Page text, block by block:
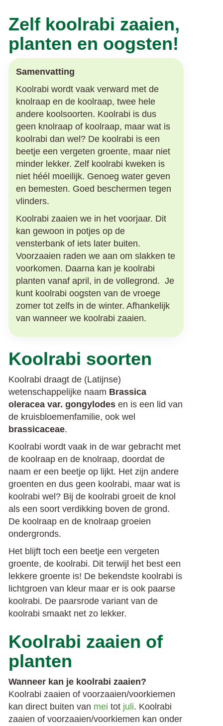
Zelf koolrabi zaaien,
planten en oogsten!
Samenvatting
Koolrabi wordt vaak verward met de
knolraap en de koolraap, twee hele
andere koolsoorten. Koolrabi is dus
geen knolraap of koolraap, maar wat is
koolrabi dan wel? De koolrabi is een
beetje een vergeten groente, maar niet
minder lekker. Zelf koolrabi kweken is
niet héél moeilijk. Genoeg water geven
en bemesten. Goed beschermen tegen
vlinders.
Koolrabi zaaien we in het voorjaar. Dit
kan gewoon in potjes op de
vensterbank of iets later buiten.
Voorzaaien raden we aan om slakken te
voorkomen. Daarna kan je koolrabi
planten vanaf april, in de vollegrond. Je
kunt koolrabi oogsten van de vroege
zomer tot zelfs in de winter. Afhankelijk
van wanneer we koolrabi zaaien.
Koolrabi soorten
Koolrabi draagt de (Latijnse)
wetenschappelijke naam Brassica
oleracea var. gongylodes en is een lid van
de kruisbloemenfamilie, ook wel
brassicaceae.
Koolrabi wordt vaak in de war gebracht met
de koolraap en de knolraap, doordat de
naam er een beetje op lijkt. Het zijn andere
groenten en dus geen koolrabi, maar wat is
koolrabi wel? Bij de koolrabi groeit de knol
als een soort verdikking boven de grond.
De koolraap en de knolraap groeien
ondergronds.
Het blijft toch een beetje een vergeten
groente, de koolrabi. Dit terwijl het best een
lekkere groente is! De bekendste koolrabi is
lichtgroen van kleur maar er is ook paarse
koolrabi. De paarsrode variant van de
koolrabi smaakt net zo lekker.
Koolrabi zaaien of
planten
Wanneer kan je koolrabi zaaien?
Koolrabi zaaien of voorzaaien/voorkiemen
kan direct buiten van mei tot juli. Koolrabi
zaaien of voorzaaien/voorkiemen kan onder